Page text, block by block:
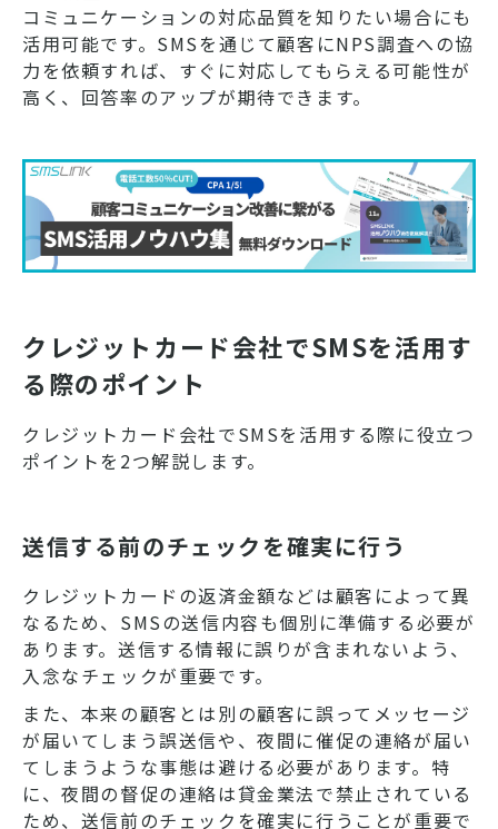
コミュニケーションの対応品質を知りたい場合にも
活用可能です。SMSを通じて顧客にNPS調査への協
力を依頼すれば、すぐに対応してもらえる可能性が
高く、回答率のアップが期待できます。
クレジットカード会社でSMSを活用す
る際のポイント
クレジットカード会社でSMSを活用する際に役立つ
ポイントを2つ解説します。
送信する前のチェックを確実に行う
クレジットカードの返済金額などは顧客によって異
なるため、SMSの送信内容も個別に準備する必要が
あります。送信する情報に誤りが含まれないよう、
入念なチェックが重要です。
また、本来の顧客とは別の顧客に誤ってメッセージ
が届いてしまう誤送信や、夜間に催促の連絡が届い
てしまうような事態は避ける必要があります。特
に、夜間の督促の連絡は貸金業法で禁止されている
ため、送信前のチェックを確実に行うことが重要で